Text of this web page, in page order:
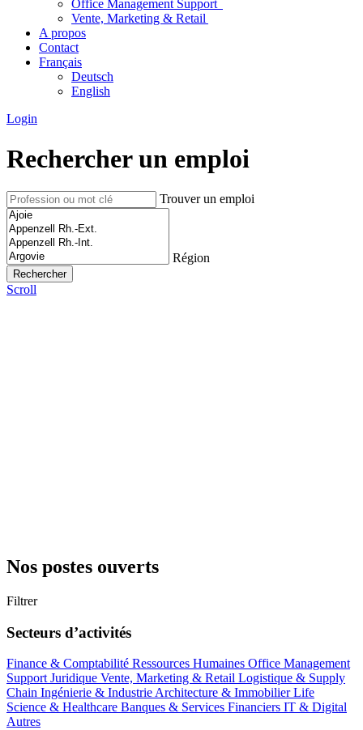
Office Management Support
Vente, Marketing & Retail
A propos
Contact
Français
Deutsch
English
Login
Rechercher un emploi
Trouver un emploi
Région
Scroll
Nos postes ouverts
Filtrer
Secteurs d’activités
Finance & Comptabilité Ressources Humaines Office Management
SupportJuridique Vente, Marketing & Retail Logistique & Supply
Chain Ingénierie & IndustrieArchitecture & ImmobilierLife
Science & Healthcare Banques & Services Financiers IT & Digital
Autres